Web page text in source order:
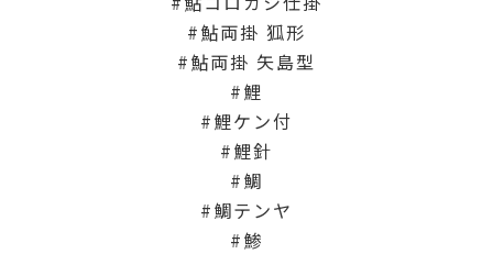
鮎両掛 狐形
鮎両掛 矢島型
鯉
鯉ケン付
鯉針
鯛
鯛テンヤ
鯵